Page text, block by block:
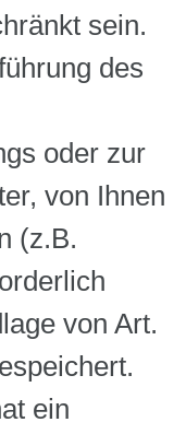
sein.
des
oder zur
von Ihnen
(z.B.
von Art.
ein